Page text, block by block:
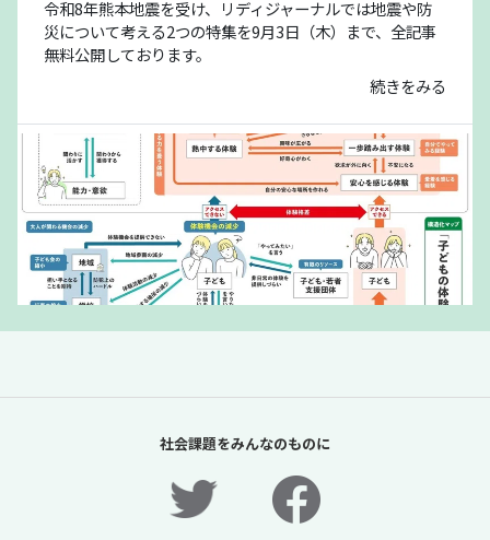
令和8年熊本地震を受け、リディジャーナルでは地震や防
災について考える2つの特集を9月3日（木）まで、全記事
無料公開しております。
続きをみる
「夏休みの過ごし方は留守番」責任があるの
公開！】【ニュースに潜む社会課題をキャッ
社会課題をみんなのものに